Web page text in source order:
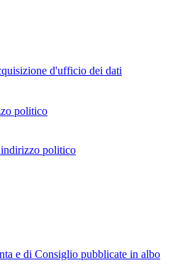
d'ufficio dei dati
politico
politico
e di Consiglio pubblicate in albo